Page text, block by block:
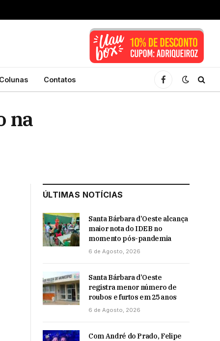
Contatos
Facebook
na
ÚLTIMAS NOTÍCIAS
Santa Bárbara d’Oeste alcança
maior nota do IDEB no
momento pós-pandemia
6 de Agosto, 2026
Santa Bárbara d’Oeste
registra menor número de
roubos e furtos em 25 anos
6 de Agosto, 2026
Com André do Prado, Felipe